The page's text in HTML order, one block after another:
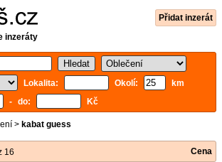
Přidat inzerát
inzeráty
Lokalita:
Okolí:
km
- do: Kč
> kabat guess
16 Cena